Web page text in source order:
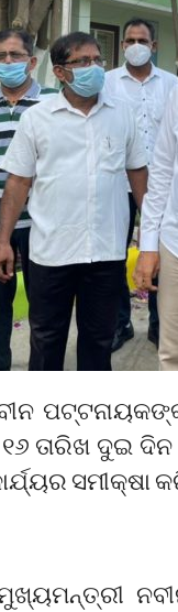
ତାରିଖ ଦୁଇ
ସମୀକ୍ଷା